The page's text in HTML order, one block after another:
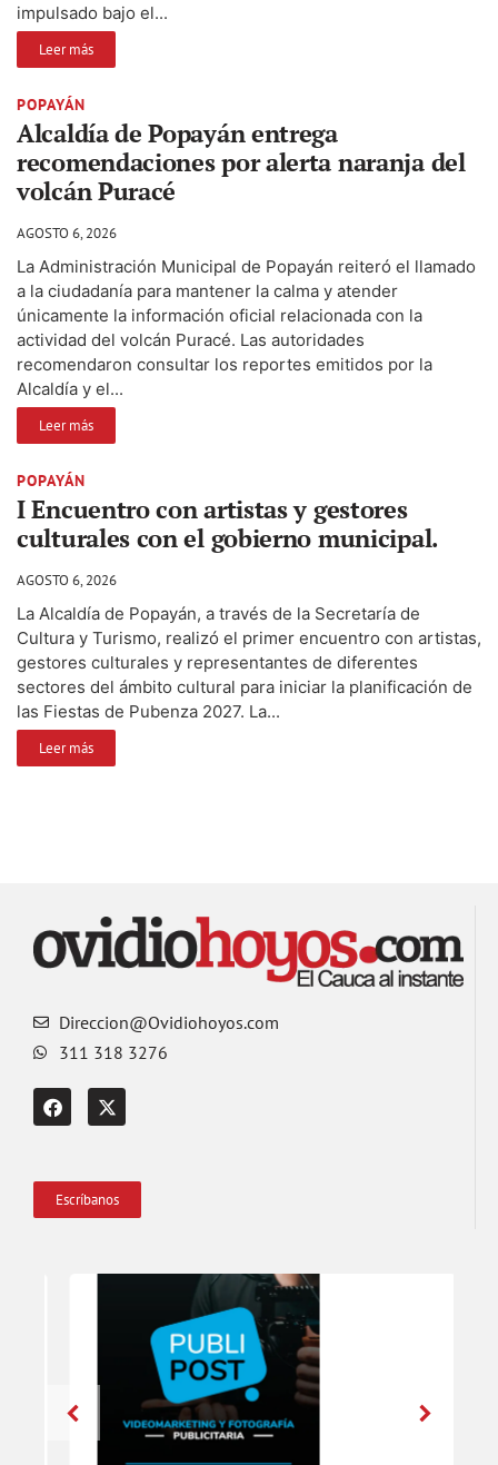
impulsado bajo el...
Leer más
POPAYÁN
Alcaldía de Popayán entrega
recomendaciones por alerta naranja del
volcán Puracé
AGOSTO 6, 2026
La Administración Municipal de Popayán reiteró el llamado
a la ciudadanía para mantener la calma y atender
únicamente la información oficial relacionada con la
actividad del volcán Puracé. Las autoridades
recomendaron consultar los reportes emitidos por la
Alcaldía y el...
Leer más
POPAYÁN
I Encuentro con artistas y gestores
culturales con el gobierno municipal.
AGOSTO 6, 2026
La Alcaldía de Popayán, a través de la Secretaría de
Cultura y Turismo, realizó el primer encuentro con artistas,
gestores culturales y representantes de diferentes
sectores del ámbito cultural para iniciar la planificación de
las Fiestas de Pubenza 2027. La...
Leer más
Direccion@Ovidiohoyos.com
311 318 3276
Escríbanos